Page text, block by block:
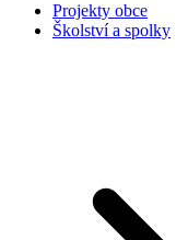
Projekty obce
Školství a spolky